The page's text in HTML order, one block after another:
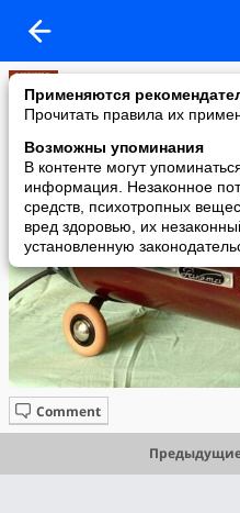
Применяются
Прочитать правила их
Возможны упоминания
В контенте могут
информация. Незаконное
средств, психотропных
вред здоровью, их
установленную
александр кривощёков
added a photo
01 May в 23:30
Comment